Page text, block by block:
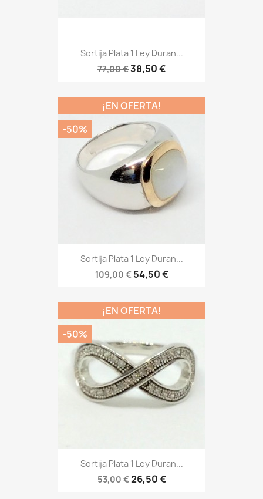
Sortija Plata 1 Ley Duran...
77,00 €38,50 €
Sortija Plata 1 Ley Duran...
109,00 € 54,50 €
¡EN OFERTA!
-50%
Sortija Plata 1 Ley Duran...
53,00 €26,50 €
¡EN OFERTA!
-50%